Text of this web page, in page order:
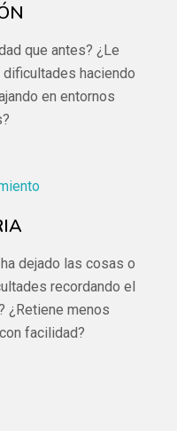
que antes? ¿Le
haciendo
en entornos
dejado las cosas o
recordando el
¿Retiene menos
facilidad?